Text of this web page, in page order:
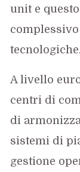
unit e
tecnologiche.
A livello
centri di
di
sistemi di
gestione